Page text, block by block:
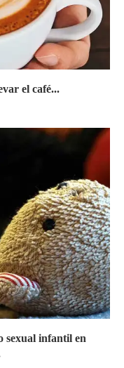
el café...
sexual infantil en